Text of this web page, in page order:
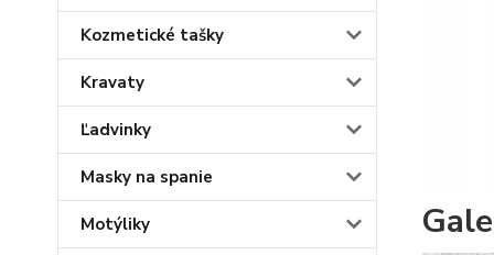
Kozmetické tašky
Kravaty
Ľadvinky
Masky na spanie
Motýliky